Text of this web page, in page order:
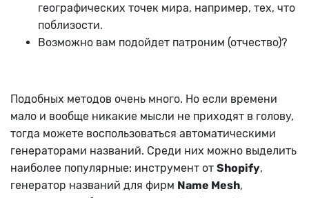
географических точек мира, например, тех, что
поблизости.
Возможно вам подойдет патроним (отчество)?
Подобных методов очень много. Но если времени
мало и вообще никакие мысли не приходят в голову,
тогда можете воспользоваться автоматическими
генераторами названий. Среди них можно выделить
наиболее популярные: инструмент от Shopify,
генератор названий для фирм Name Mesh,